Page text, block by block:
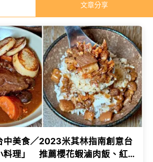
文章分享
中美食／2023米其林指南創意台
料理」 推薦櫻花蝦滷肉飯、紅